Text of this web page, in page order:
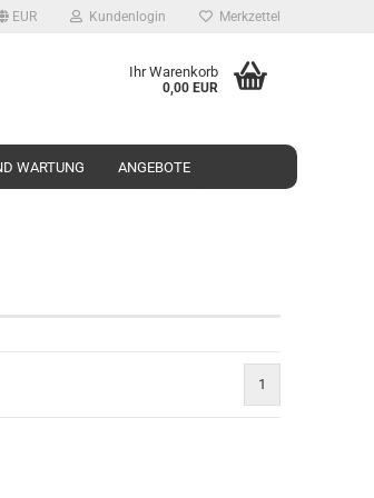
EUR Kundenlogin Merkzettel
Ihr Warenkorb
0,00 EUR
WARTUNG ANGEBOTE
1